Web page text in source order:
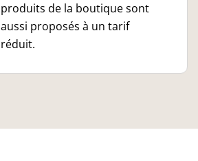
produits de la boutique sont
aussi proposés à un tarif
réduit.